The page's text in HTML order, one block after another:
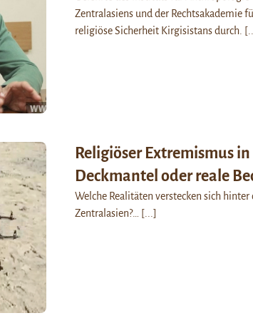
Zentralasiens und der Rechtsakademie
religiöse Sicherheit Kirgisistans durch.
Religiöser Extremismus
Deckmantel oder reale
Welche Realitäten verstecken sich
Zentralasien?…
[...]